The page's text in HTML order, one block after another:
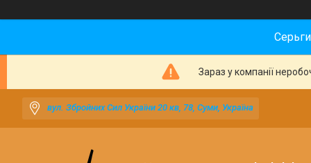
Зараз у компанії
вул. Збройних Сил України 20 кв, 78, Суми, Україна